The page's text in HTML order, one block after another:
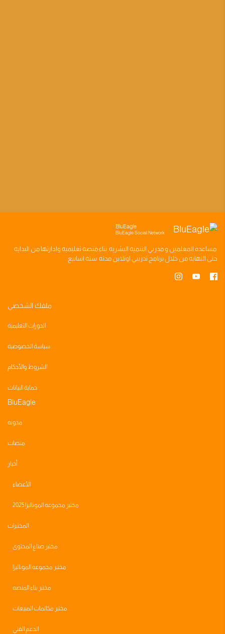
BluEagle
BluEagle Social Network
مساعده المعلمين ومدربي التنميه البشريه بناءمنصه تعليميه وادارتها من البدايه
حتى النهايه من خلال برنامج تدريبي اونلاين مدته سته اسابيع
ملفك الشخصي
الدورات التعليمية
سياسة الخصوصية
الشروط والأحكام
حماية البيانات
BluEagle
مدونه
منصات
أخبار
الأعضاء
مختبر مجموعه الموناليزا 2025
المختبرات
مختبر صناع المحتوى
مختبر مجموعه الموناليزا
مختبر بناء المنصه
مختبر مكالمات المبيعات
الدعم الفني